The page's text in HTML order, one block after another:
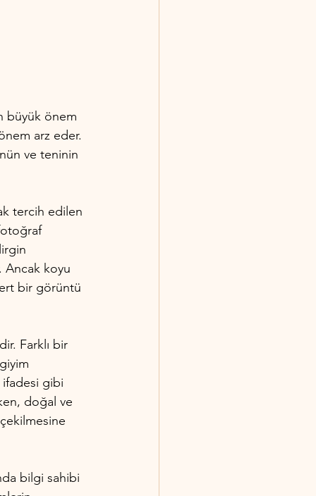
büyük önem
arz eder.
ve teninin
tercih edilen
Ancak koyu
bir görüntü
Farklı bir
ifadesi gibi
doğal ve
bilgi sahibi